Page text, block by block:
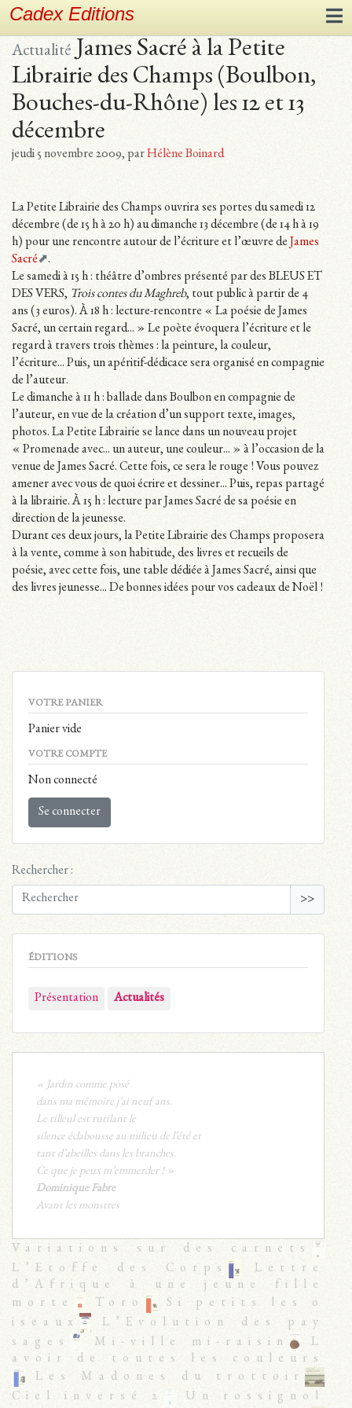
Cadex Editions
Actualité James Sacré à la Petite
Librairie des Champs (Boulbon,
Bouches-du-Rhône) les 12 et 13
décembre
jeudi 5 novembre 2009, parHélène Boinard
La Petite Librairie des Champs ouvrira ses portes du samedi 12
décembre (de 15 h à 20 h) au dimanche 13 décembre (de 14 h à 19
h) pour une rencontre autour de l’écriture et l’œuvre de James
Sacré
.
Le samedi à 15 h : théâtre d’ombres présenté par des BLEUS ET
DES VERS, Trois contes du Maghreb, tout public à partir de 4
ans (3 euros). À 18 h : lecture-rencontre « La poésie de James
Sacré, un certain regard... » Le poète évoquera l’écriture et le
regard à travers trois thèmes : la peinture, la couleur,
l’écriture... Puis, un apéritif-dédicace sera organisé en compagnie
de l’auteur.
Le dimanche à 11 h : ballade dans Boulbon en compagnie de
l’auteur, en vue de la création d’un support texte, images,
photos. La Petite Librairie se lance dans un nouveau projet
« Promenade avec... un auteur, une couleur... » à l’occasion de la
venue de James Sacré. Cette fois, ce sera le rouge ! Vous pouvez
amener avec vous de quoi écrire et dessiner... Puis, repas partagé
à la librairie. À 15 h : lecture par James Sacré de sa poésie en
direction de la jeunesse.
Durant ces deux jours, la Petite Librairie des Champs proposera
à la vente, comme à son habitude, des livres et recueils de
poésie, avec cette fois, une table dédiée à James Sacré, ainsi que
des livres jeunesse... De bonnes idées pour vos cadeaux de Noël !
VOTRE PANIER
Panier vide
VOTRE COMPTE
Non connecté
Se connecter
Rechercher :
>>
ÉDITIONS
Présentation Actualités
« Jardin comme posé
dans ma mémoire j’ai neuf ans.
Le tilleul est rutilant le
silence éclabousse au milieu de l’été et
tant d’abeilles dans les branches.
Ce que je peux m’emmerder ! »
Dominique Fabre
Avant les monstres
Variations sur des carnets
L’Etoffe des Corps
Lettre
d’Afrique à une jeune fille
morte
Toro
Si petits les o
iseaux
L’Evolution des pay
sages
Mi-ville mi-raisin
L
avoir de toutes les couleurs
Les Madones du trottoir
Ciel inversé 2
Un rossignol